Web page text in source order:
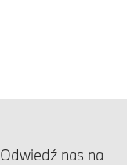
Odwiedź nas na